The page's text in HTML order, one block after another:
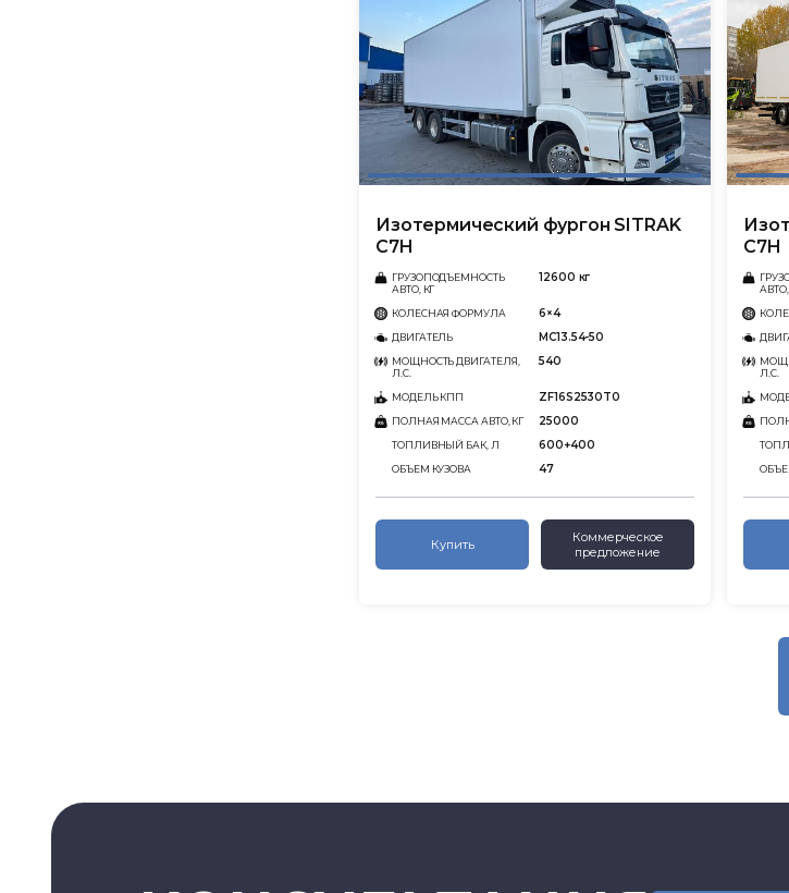
Изотермический фургон SITRAK
C7H
ГРУЗОПОДЪЕМНОСТЬ
АВТО, КГ
12600 кг
КОЛЕСНАЯ ФОРМУЛА 6×4
ДВИГАТЕЛЬ MC13.54-50
МОЩНОСТЬ ДВИГАТЕЛЯ,
Л.С.
540
МОДЕЛЬ КПП ZF16S2530T0
ПОЛНАЯ МАССА АВТО, КГ 25000
ТОПЛИВНЫЙ БАК, Л 600+400
ОБЪЕМ КУЗОВА 47
Купить
Коммерческое
предложение
C7H
АВТО,
Л.С.